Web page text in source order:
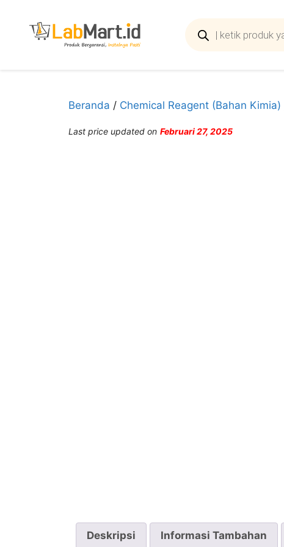
search
Beranda / Chemical Reagent (Bahan Kimia)
Last price updated on Februari 27, 2025
Deskripsi Informasi Tambahan